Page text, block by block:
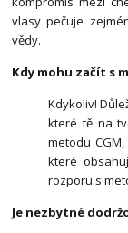
vlasy pečuje
vědy.
Kdy mohu začít s
Kdykoliv!
které tě na
metodu
které
rozporu s
Je nezbytné